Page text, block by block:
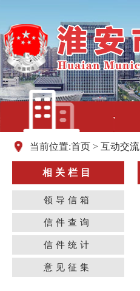
当前位置:首页 >互动交流
相关栏目
领导信箱
信件查询
信件统计
意见征集